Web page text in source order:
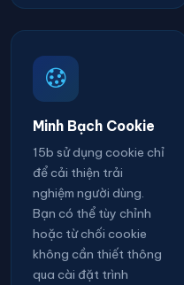
Minh Bạch Cookie
15b sử dụng cookie chỉ
để cải thiện trải
nghiệm người dùng.
Bạn có thể tùy chỉnh
hoặc từ chối cookie
không cần thiết thông
qua cài đặt trình